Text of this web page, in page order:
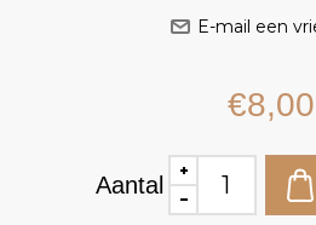
€8,00
Aantal